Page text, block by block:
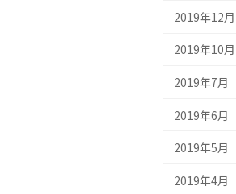
2019年12月
2019年10月
2019年7月
2019年6月
2019年5月
2019年4月